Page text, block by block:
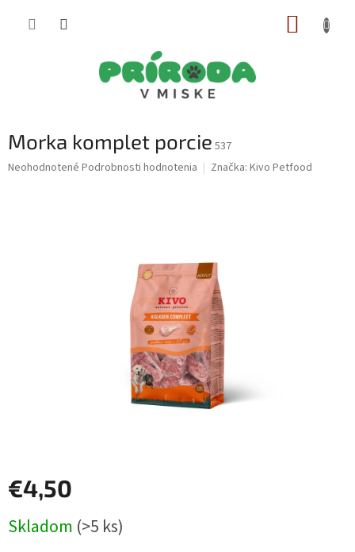
Morka komplet porcie 537
Priemerné
Neohodnotené Podrobnosti hodnotenia Značka: Kivo Petfood
€4,50
cena:
Skladom (>5 ks)